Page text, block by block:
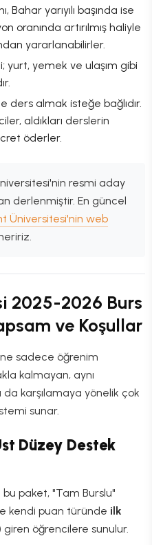
Bahar yarıyılı başında ise
oranında artırılmış haliyle
yararlanabilirler.
yurt, yemek ve ulaşım gibi
ders almak isteğe bağlıdır.
aldıkları derslerin
öderler.
resmi aday
derlenmiştir. En güncel
Üniversitesi'nin web
2025-2026 Burs
ve Koşullar
sadece öğrenim
kalmayan, aynı
karşılamaya yönelik çok
sunar.
Düzey Destek
paket, "Tam Burslu"
kendi puan türünde ilk
giren öğrencilere sunulur.